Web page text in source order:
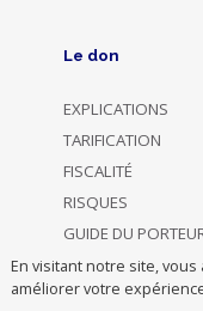
En visitant notre site,
améliorer votre
Le don
EXPLICATIONS
TARIFICATION
FISCALITÉ
RISQUES
GUIDE DU
FORMULAIRES DE
VIREMENTS